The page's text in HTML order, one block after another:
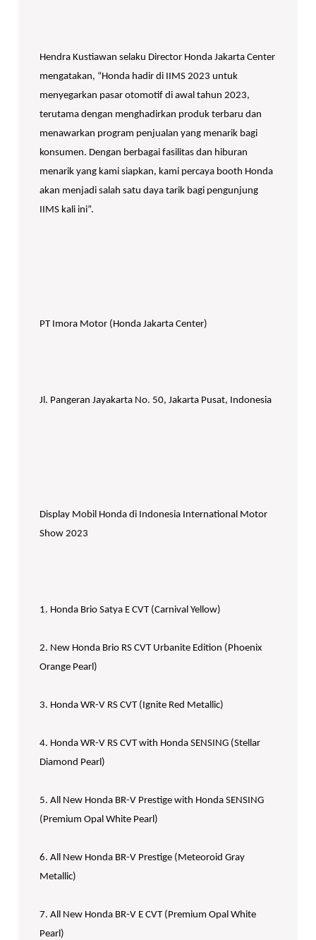
Hendra Kustiawan selaku Director Honda Jakarta Center
mengatakan, “Honda hadir di IIMS 2023 untuk
menyegarkan pasar otomotif di awal tahun 2023,
terutama dengan menghadirkan produk terbaru dan
menawarkan program penjualan yang menarik bagi
konsumen. Dengan berbagai fasilitas dan hiburan
menarik yang kami siapkan, kami percaya booth Honda
akan menjadi salah satu daya tarik bagi pengunjung
IIMS kali ini”.
PT Imora Motor (Honda Jakarta Center)
Jl. Pangeran Jayakarta No. 50, Jakarta Pusat, Indonesia
Display Mobil Honda di Indonesia International Motor
Show 2023
1. Honda Brio Satya E CVT (Carnival Yellow)
2. New Honda Brio RS CVT Urbanite Edition (Phoenix
Orange Pearl)
3. Honda WR-V RS CVT (Ignite Red Metallic)
4. Honda WR-V RS CVT with Honda SENSING (Stellar
Diamond Pearl)
5. All New Honda BR-V Prestige with Honda SENSING
(Premium Opal White Pearl)
6. All New Honda BR-V Prestige (Meteoroid Gray
Metallic)
7. All New Honda BR-V E CVT (Premium Opal White
Pearl)